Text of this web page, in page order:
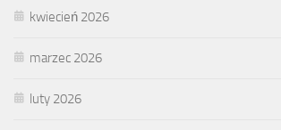
kwiecień 2026
marzec 2026
luty 2026